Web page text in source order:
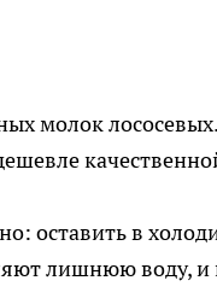
молок
оставить в
лишнюю воду, и